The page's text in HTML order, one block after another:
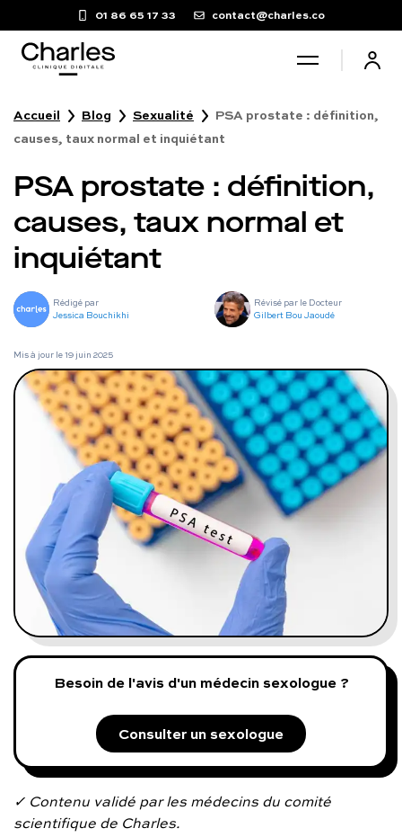
01 86 65 17 33 contact@charles.co
Santé sexuelle
Poids
Troubles du sommeil
Fertilité masculine
Chute de cheveux
Programmes digitaux
Comment ça marche ?
Notre approche médicale
Blog
Prenez soin de vous :
Consultez un médecin
Vous avez des questions :
FAQ complète
Accueil Blog Sexualité
PSA prostate : définition,
causes, taux normal et inquiétant
PSA prostate : définition,
causes, taux normal et
inquiétant
Rédigé par
Jessica Bouchikhi
Révisé par le Docteur
Gilbert Bou Jaoudé
Mis à jour le19 juin 2025
Besoin de l'avis d'un médecin sexologue ?
Consulter un sexologue
✓ Contenu validé par les médecins du comité
scientifique de Charles.